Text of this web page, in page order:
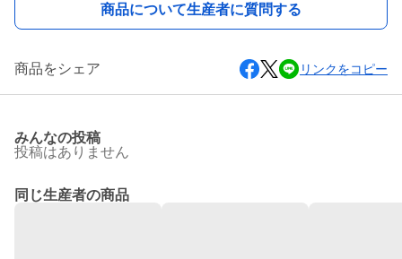
商品について生産者に質問する
商品をシェア リンクをコピー
みんなの投稿
投稿はありません
同じ生産者の商品